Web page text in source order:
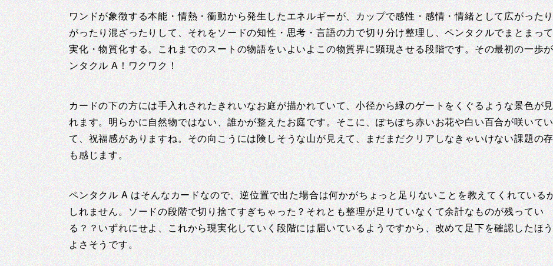
ワンドが象徴する本能・情熱・衝動から発生したエネルギーが、カップで感性・感情・情緒として広がった
がったり混ざったりして、それをソードの知性・思考・言語の力で切り分け整理し、ペンタクルでまとまっ
実化・物質化する。これまでのスートの物語をいよいよこの物質界に顕現させる段階です。その最初の一歩
ンタクル A！ワクワク！
カードの下の方には手入れされたきれいなお庭が描かれていて、小径から緑のゲートをくぐるような景色が
れます。明らかに自然物ではない、誰かが整えたお庭です。そこに、ぽちぽち赤いお花や白い百合が咲いて
て、祝福感がありますね。その向こうには険しそうな山が見えて、まだまだクリアしなきゃいけない課題の
も感じます。
ペンタクル A はそんなカードなので、逆位置で出た場合は何かがちょっと足りないことを教えてくれている
しれません。ソードの段階で切り捨てすぎちゃった？それとも整理が足りていなくて余計なものが残ってい
る？？いずれにせよ、これから現実化していく段階には届いているようですから、改めて足下を確認したほ
よさそうです。